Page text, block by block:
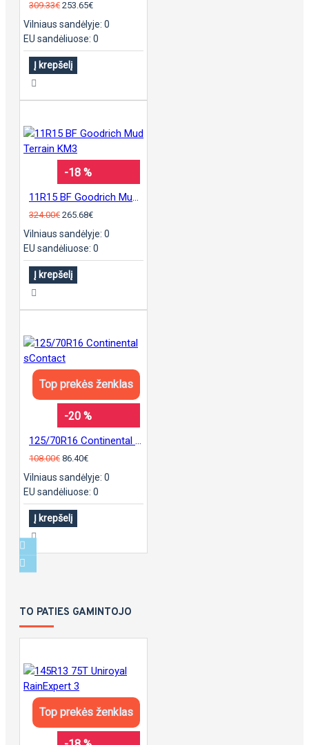
309.33€ 253.65€
Vilniaus sandėlyje: 0
EU sandėliuose: 0
Į krepšelį
-18 %
324.00€ 265.68€
Vilniaus sandėlyje: 0
EU sandėliuose: 0
Į krepšelį
Top prekės ženklas
-20 %
108.00€ 86.40€
Vilniaus sandėlyje: 0
EU sandėliuose: 0
Į krepšelį
TO PATIES GAMINTOJO
Top prekės ženklas